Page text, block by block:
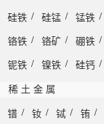
硅铁 / 硅锰 / 锰铁 /
铬铁 / 铬矿 / 硼铁 /
铌铁 / 镍铁 / 硅钙 /
稀 土 金 属
镨 / 钕 / 铽 / 铕 /